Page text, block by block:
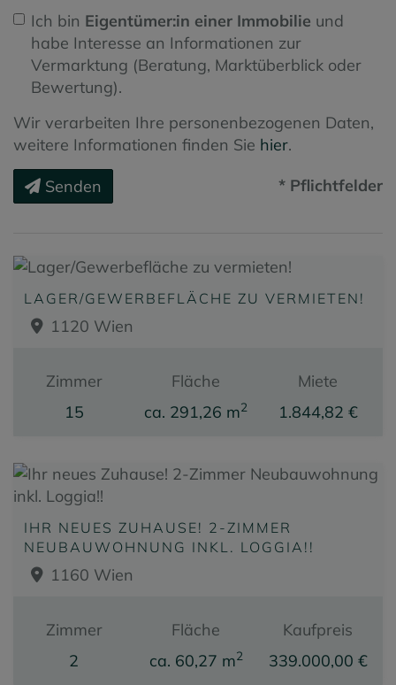
Ich bin Eigentümer:in einer Immobilie und
habe Interesse an Informationen zur
Vermarktung (Beratung, Marktüberblick oder
Bewertung).
Wir verarbeiten Ihre personenbezogenen Daten,
weitere Informationen finden Sie hier.
Senden * Pflichtfelder
LAGER/GEWERBEFLÄCHE ZU VERMIETEN!
1120 Wien
Zimmer
15
Fläche
ca. 291,26 m2
Miete
1.844,82 €
IHR NEUES ZUHAUSE! 2-ZIMMER
NEUBAUWOHNUNG INKL. LOGGIA!!
1160 Wien
Zimmer
2
Fläche
ca. 60,27 m2
Kaufpreis
339.000,00 €